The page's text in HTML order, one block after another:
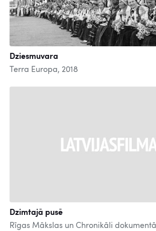
Dziesmuvara
Terra Europa, 2018
Dzimtajā pusē
Rīgas Mākslas un Chronikāli